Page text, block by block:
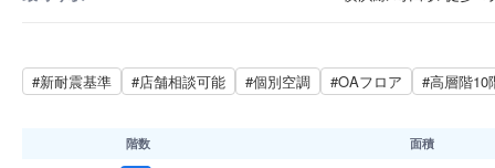
#新耐震基準 #店舗相談可能 #個別空調 #OAフロア #高層階10
階数 面積